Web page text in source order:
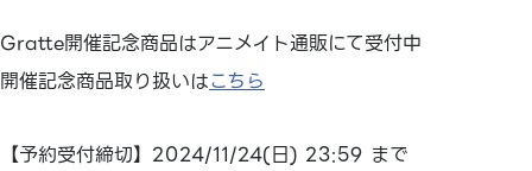
Gratte開催記念商品はアニメイト通販にて受付中
開催記念商品取り扱いはこちら
【予約受付締切】2024/11/24(日) 23:59 まで